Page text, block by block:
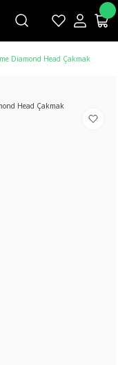
Diamond Head Çakmak